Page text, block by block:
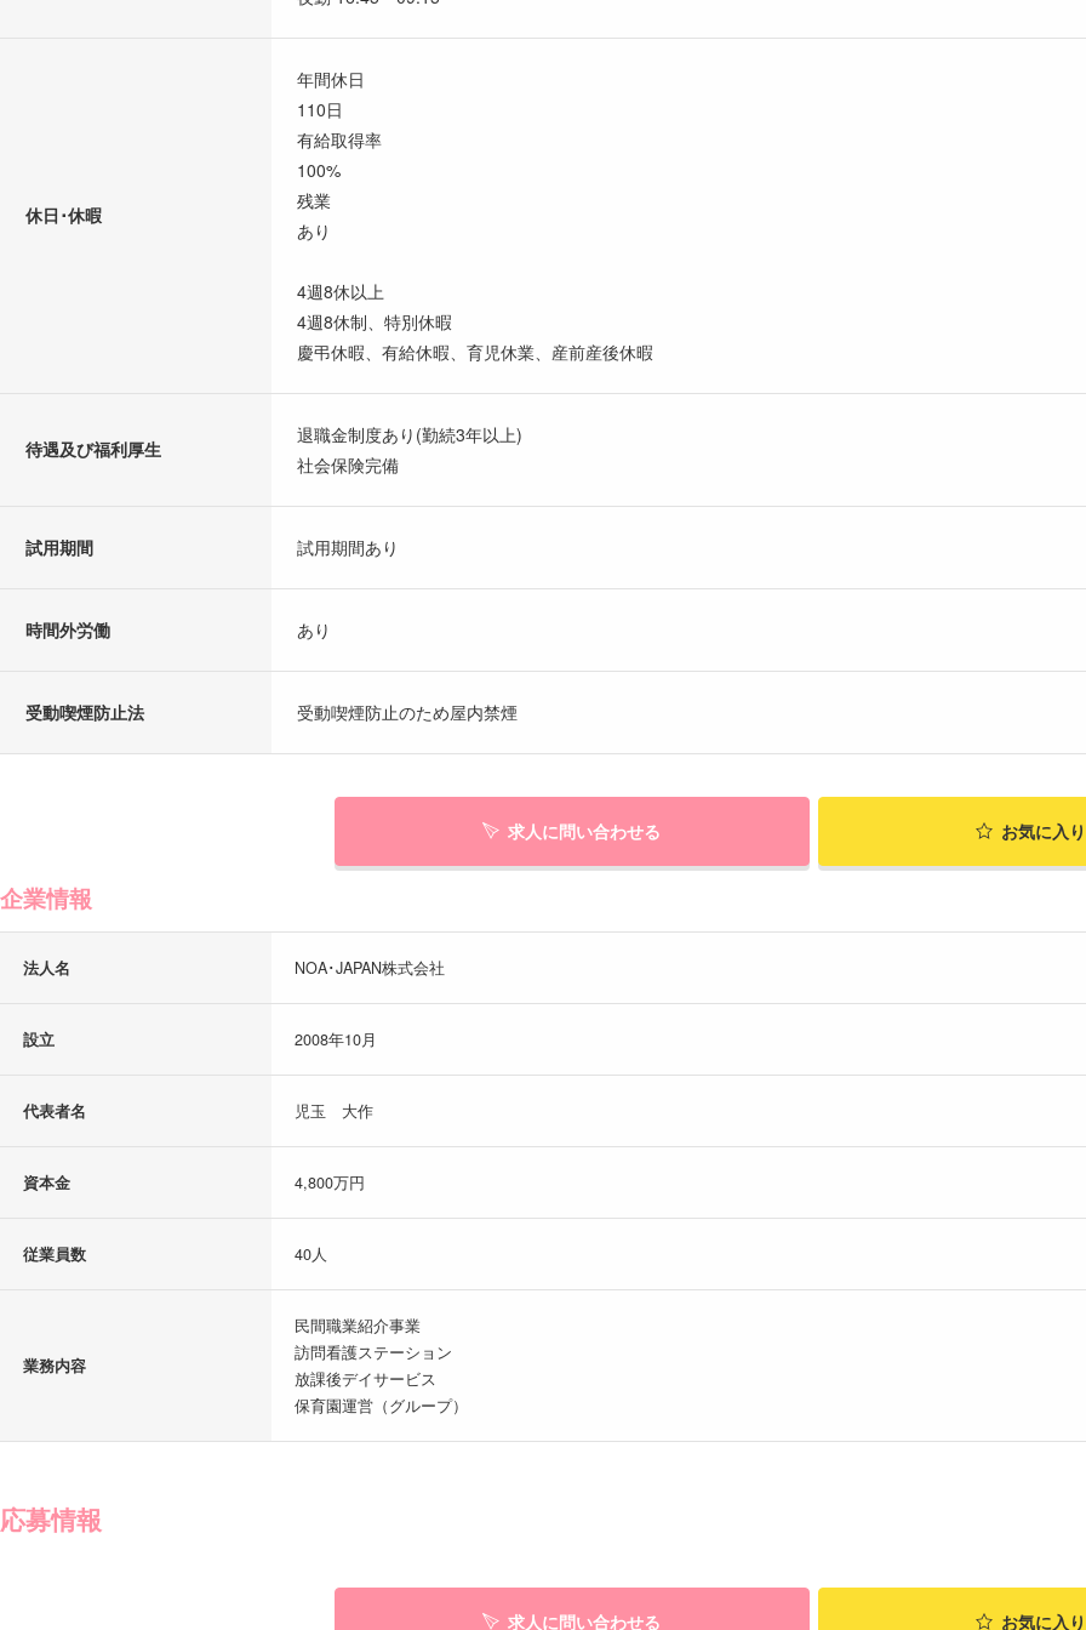
休日･休暇
年間休日
110日
有給取得率
100%
残業
あり
4週8休以上
4週8休制、特別休暇
慶弔休暇、有給休暇、育児休業、産前産後休暇
待遇及び福利厚生
退職金制度あり(勤続3年以上)
社会保険完備
試用期間 試用期間あり
時間外労働 あり
受動喫煙防止法 受動喫煙防止のため屋内禁煙
求人に問い合わせる お気に入
企業情報
法人名 NOA･JAPAN株式会社
設立 2008年10月
代表者名 児玉 大作
資本金 4,800万円
従業員数 40人
業務内容
民間職業紹介事業
訪問看護ステーション
放課後デイサービス
保育園運営（グループ）
応募情報
求人に問い合わせる お気に入